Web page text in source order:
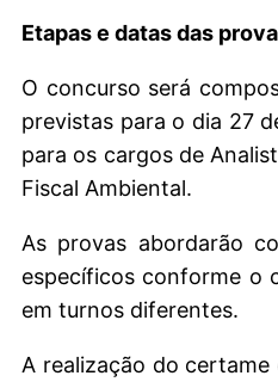
Etapas e datas das
O concurso será
previstas para o dia 27
para os cargos de
Fiscal Ambiental.
As provas abordarão
específicos conforme o
em turnos diferentes.
A realização do